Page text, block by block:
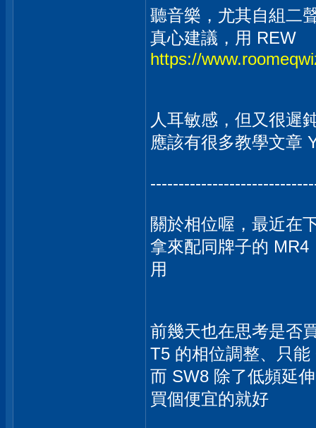
聽音樂，尤其自組二
真心建議，用 REW
https://
人耳敏感，但又很遲
應該有很多教學文章
關於相位喔，最近在
拿來配同牌子的 MR4
用
前幾天也在思考是否
T5 的相位調整、只
而 SW8 除了低頻延
買個便宜的就好